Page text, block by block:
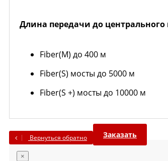
Длина передачи до центрального
Fiber(М) до 400 м
Fiber(S) мосты до 5000 м
Fiber(S +) мосты до 10000 м
Вернуться обратно Заказать
×